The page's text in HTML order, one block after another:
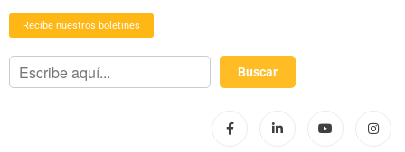
Recibe nuestros boletines